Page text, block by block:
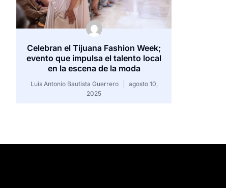
Celebran el Tijuana Fashion Week;
evento que impulsa el talento local
en la escena de la moda
Luis Antonio Bautista Guerrero
agosto 10,
2025